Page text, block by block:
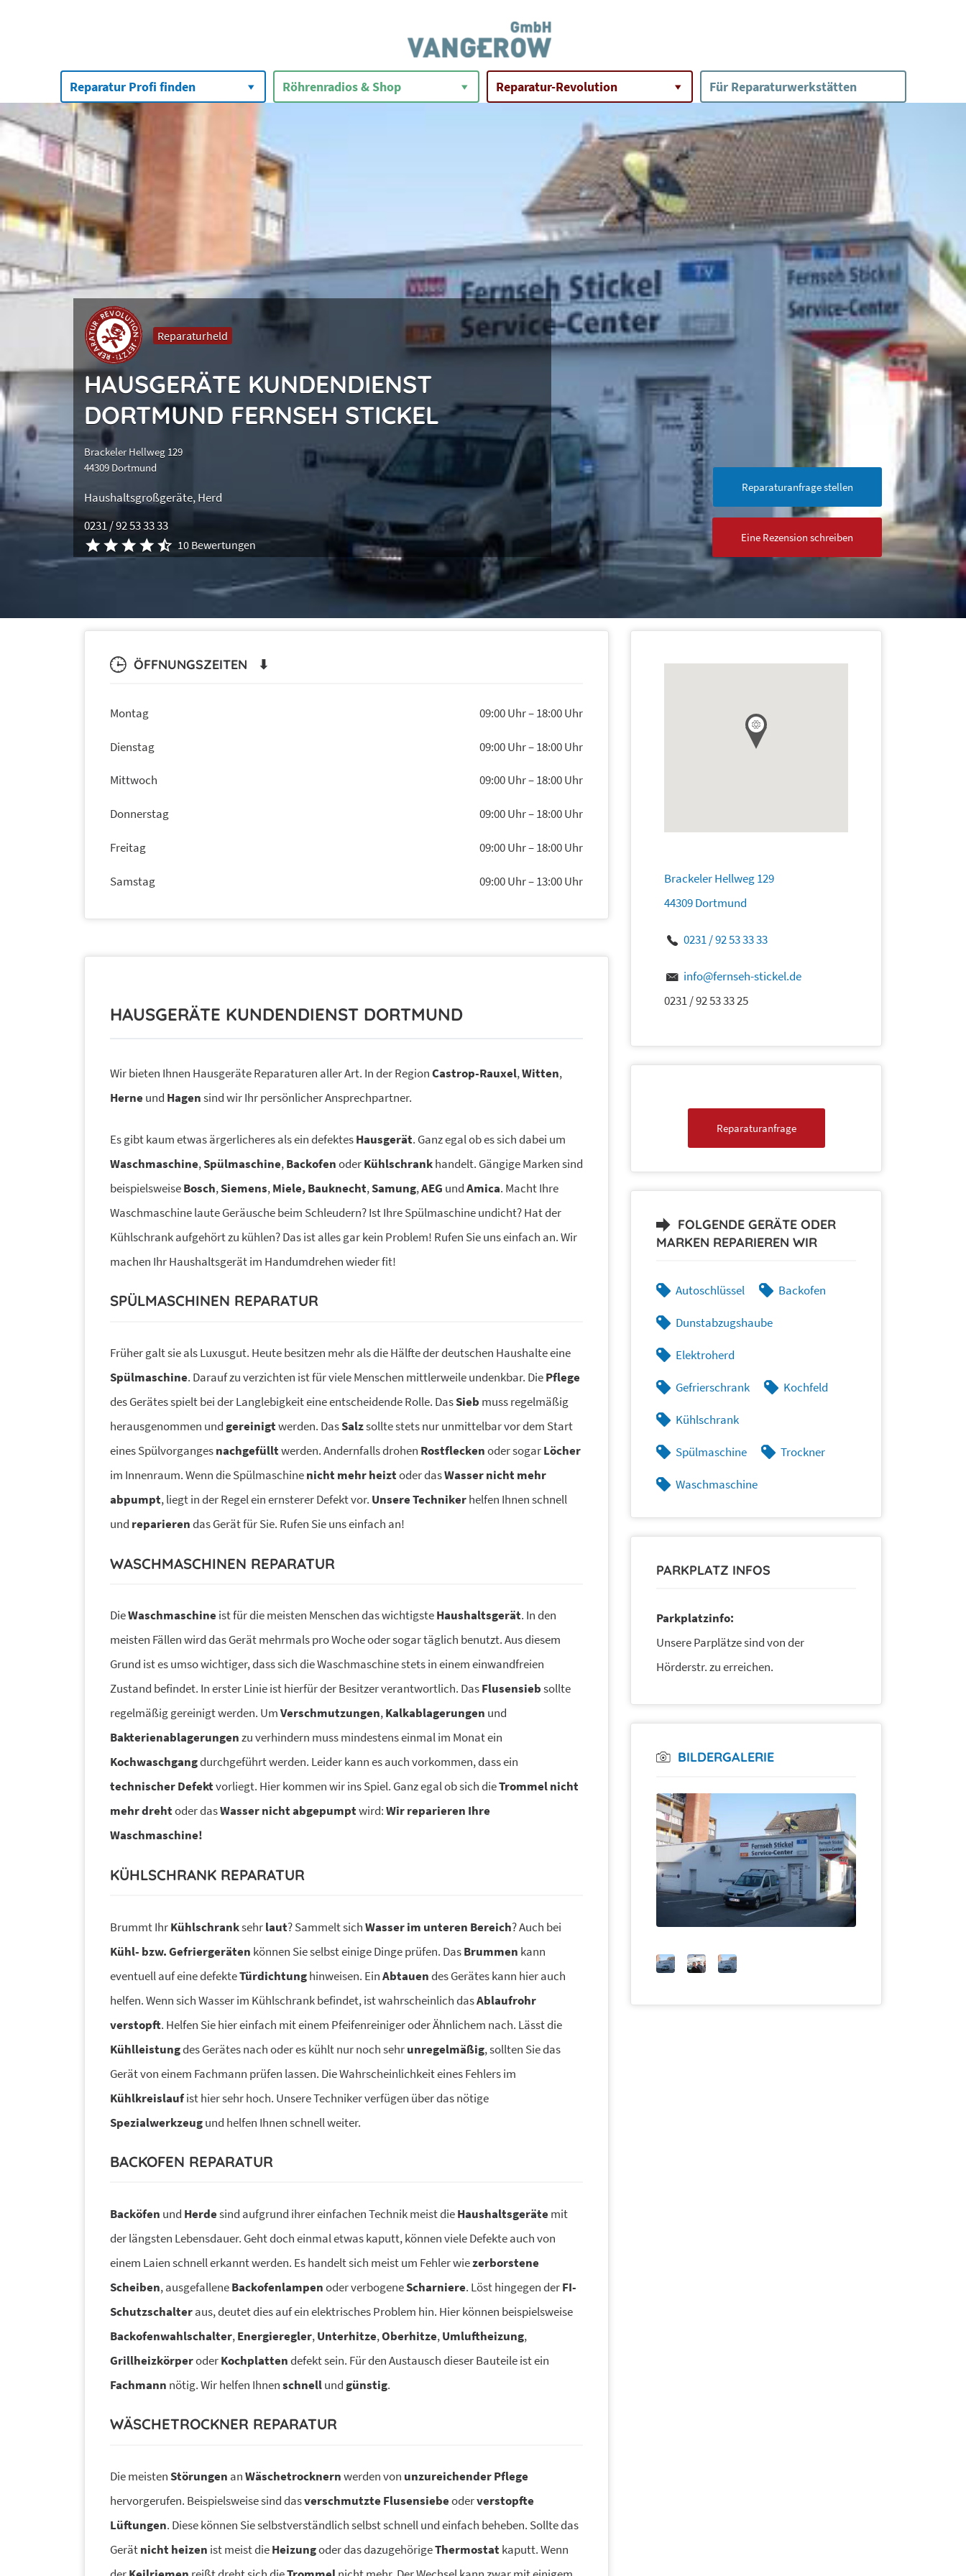
Reparatur Profi finden Röhrenradios & Shop Reparatur-Revolution Für Reparaturwerkstätten
Reparaturheld
HAUSGERÄTE KUNDENDIENST
DORTMUND FERNSEH STICKEL
Brackeler Hellweg 129
44309 Dortmund
Haushaltsgroßgeräte Herd
0231 / 92 53 33 33
10 Bewertungen
Reparaturanfrage stellen
Eine Rezension schreiben
ÖFFNUNGSZEITEN ⬇
Montag 09:00 Uhr–18:00 Uhr
Dienstag 09:00 Uhr–18:00 Uhr
Mittwoch 09:00 Uhr–18:00 Uhr
Donnerstag 09:00 Uhr–18:00 Uhr
Freitag 09:00 Uhr–18:00 Uhr
Samstag 09:00 Uhr–13:00 Uhr
HAUSGERÄTE KUNDENDIENST DORTMUND
Wir bieten Ihnen Hausgeräte Reparaturen aller Art. In der RegionCastrop-Rauxel,Witten,
Herneund Hagensind wir Ihr persönlicher Ansprechpartner.
Es gibt kaum etwas ärgerlicheres als ein defektesHausgerät. Ganz egal ob es sich dabei um
Waschmaschine,Spülmaschine,BackofenoderKühlschrankhandelt. Gängige Marken sind
beispielsweiseBosch,Siemens,Miele, Bauknecht,Samung,AEG undAmica. Macht Ihre
Waschmaschine laute Geräusche beim Schleudern? Ist Ihre Spülmaschine undicht?Hat der
Kühlschrank aufgehört zu kühlen? Das ist alles gar kein Problem! Rufen Sie uns einfach an. Wir
machen Ihr Haushaltsgerät im Handumdrehen wieder fit!
SPÜLMASCHINEN REPARATUR
Früher galt sie als Luxusgut. Heute besitzen mehr als die Hälfte der deutschen Haushalte eine
Spülmaschine. Darauf zu verzichten ist für viele Menschen mittlerweile undenkbar. DiePflege
des Gerätes spielt bei der Langlebigkeit eine entscheidende Rolle. DasSieb muss regelmäßig
herausgenommen undgereinigtwerden. DasSalzsollte stets nur unmittelbar vor dem Start
eines Spülvorgangesnachgefülltwerden. Andernfalls drohen Rostfleckenoder sogarLöcher
im Innenraum. Wenn die Spülmaschinenicht mehr heiztoder dasWasser nicht mehr
abpumpt, liegt in der Regel ein ernsterer Defekt vor. Unsere Technikerhelfen Ihnen schnell
und reparierendas Gerät für Sie. Rufen Sie uns einfach an!
WASCHMASCHINEN REPARATUR
DieWaschmaschineist für die meisten Menschen das wichtigsteHaushaltsgerät. In den
meisten Fällen wird das Gerät mehrmals pro Woche oder sogar täglich benutzt. Aus diesem
Grund ist es umso wichtiger, dass sich die Waschmaschine stets in einem einwandfreien
Zustand befindet. In erster Linie ist hierfür der Besitzer verantwortlich. DasFlusensiebsollte
regelmäßig gereinigt werden. UmVerschmutzungen,Kalkablagerungen und
Bakterienablagerungenzu verhindern muss mindestens einmal im Monat ein
Kochwaschgangdurchgeführt werden. Leider kann es auch vorkommen, dass ein
technischer Defektvorliegt. Hier kommen wir ins Spiel. Ganz egal ob sich dieTrommel nicht
mehr drehtoder dasWasser nicht abgepumptwird:Wir reparieren Ihre
Waschmaschine!
KÜHLSCHRANK REPARATUR
Brummt IhrKühlschranksehrlaut? Sammelt sichWasser im unteren Bereich? Auch bei
Kühl- bzw. Gefriergeräten können Sie selbst einige Dinge prüfen. DasBrummen kann
eventuell auf eine defekteTürdichtunghinweisen. EinAbtauendes Gerätes kann hier auch
helfen. Wenn sich Wasser im Kühlschrank befindet, ist wahrscheinlich dasAblaufrohr
verstopft. Helfen Sie hier einfach mit einem Pfeifenreiniger oder Ähnlichem nach. Lässt die
Kühlleistungdes Gerätes nach oder es kühlt nur noch sehrunregelmäßig, sollten Sie das
Gerät von einem Fachmann prüfen lassen. Die Wahrscheinlichkeit eines Fehlers im
Kühlkreislaufist hier sehr hoch. Unsere Techniker verfügen über das nötige
Spezialwerkzeugund helfen Ihnen schnell weiter.
BACKOFEN REPARATUR
Backöfen und Herdesind aufgrund ihrer einfachen Technik meist dieHaushaltsgerätemit
der längsten Lebensdauer. Geht doch einmal etwas kaputt, können viele Defekte auch von
einem Laien schnell erkannt werden. Es handelt sich meist um Fehler wiezerborstene
Scheiben, ausgefalleneBackofenlampenoder verbogeneScharniere. Löst hingegen derFI-
Schutzschalteraus, deutet dies auf ein elektrisches Problem hin. Hier können beispielsweise
Backofenwahlschalter,Energieregler,Unterhitze,Oberhitze,Umluftheizung,
GrillheizkörperoderKochplattendefekt sein. Für den Austausch dieser Bauteile ist ein
Fachmann nötig. Wir helfen Ihnenschnellundgünstig.
WÄSCHETROCKNER REPARATUR
Die meistenStörungen anWäschetrocknernwerden von unzureichender Pflege
hervorgerufen. Beispielsweise sind dasverschmutzte Flusensiebeoderverstopfte
Lüftungen. Diese können Sie selbstverständlich selbst schnell und einfach beheben. Sollte das
Gerätnicht heizen ist meist dieHeizungoder das dazugehörigeThermostat kaputt. Wenn
Brackeler Hellweg 129
44309 Dortmund
0231 / 92 53 33 33
info@fernseh-stickel.de
0231 / 92 53 33 25
Reparaturanfrage
FOLGENDE GERÄTE ODER
MARKEN REPARIEREN WIR
Autoschlüssel Backofen
Dunstabzugshaube
Elektroherd
Gefrierschrank Kochfeld
Kühlschrank
Spülmaschine Trockner
Waschmaschine
PARKPLATZ INFOS
Parkplatzinfo:
Unsere Parplätze sind von der
Hörderstr. zu erreichen.
BILDERGALERIE